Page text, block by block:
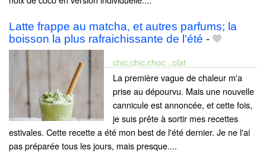
Latte frappe au matcha, et autres parfums; la
boisson la plus rafraichissante de l'été -
chic,chic,choc...olat
La première vague de chaleur m'a
prise au dépourvu. Mais une nouvelle
cannicule est annoncée, et cette fois,
je suis prête à sortir mes recettes
estivales. Cette recette a été mon best de l'été dernier. Je ne l'ai
pas préparée tous les jours, mais presque....